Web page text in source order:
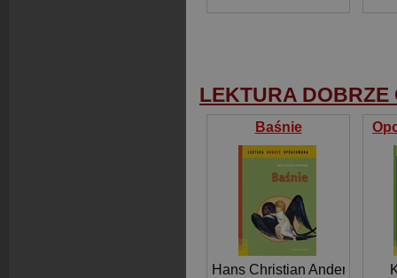
LEKTURA
Baśnie
Hans Christian Andersen